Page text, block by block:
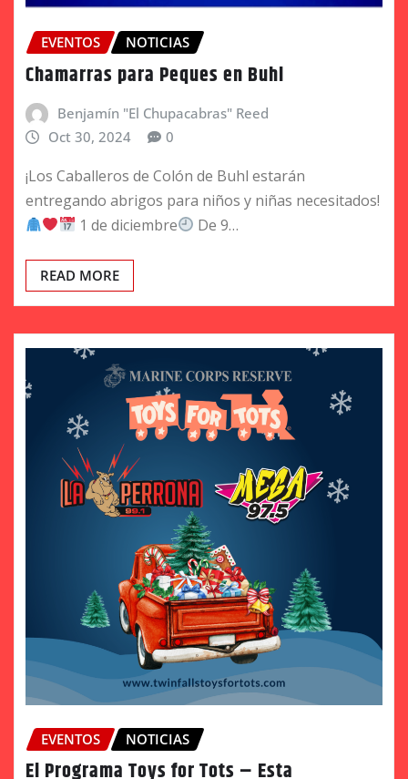
EVENTOS NOTICIAS
Chamarras para Peques en Buhl
Benjamín "El Chupacabras" Reed
Oct 30, 2024
0
¡Los Caballeros de Colón de Buhl estarán
entregando abrigos para niños y niñas necesitados!
1 de diciembre
De 9…
READ MORE
EVENTOS NOTICIAS
El Programa Toys for Tots – Esta